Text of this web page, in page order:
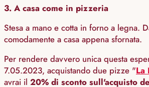
3. A casa come in pizzeria
Stesa a mano e cotta in forno a legna.
comodamente a casa appena sfornata.
Per rendere davvero unica questa
7.05.2023, acquistando due pizze "La
avrai il 20% di sconto sull'acquisto